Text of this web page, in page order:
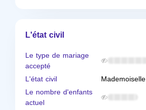
L'état civil
Le type de mariage
accepté
L'état civil
Mademoiselle
Le nombre d'enfants
actuel